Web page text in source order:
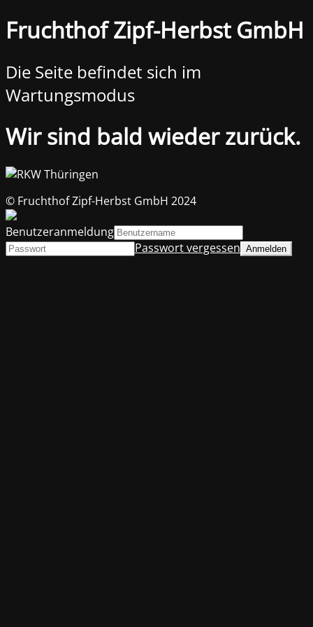
Fruchthof Zipf-Herbst GmbH
Die Seite befindet sich im
Wartungsmodus
Wir sind bald wieder zurück.
© Fruchthof Zipf-Herbst GmbH 2024
Benutzeranmeldung
Passwort vergessen